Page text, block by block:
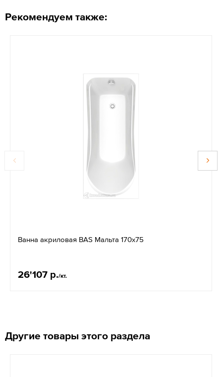
Рекомендуем также:
Ванна акриловая BAS Мальта 170х75
26'107 р./кт.
Другие товары этого раздела